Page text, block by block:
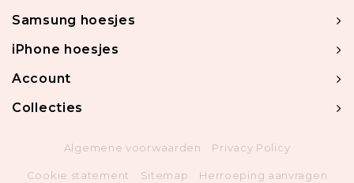
Samsung hoesjes
iPhone hoesjes
Account
Collecties
Algemene voorwaarden Privacy Policy
Cookie statement Sitemap Herroeping aanvragen